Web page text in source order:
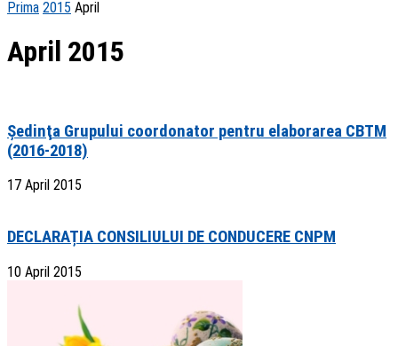
Prima 2015 April
April 2015
Şedinţa Grupului coordonator pentru elaborarea CBTM
(2016-2018)
17 April 2015
DECLARAȚIA CONSILIULUI DE CONDUCERE CNPM
10 April 2015